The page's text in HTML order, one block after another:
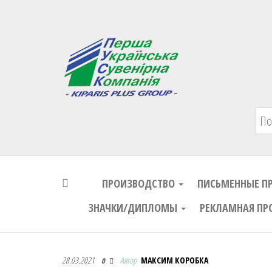
Первая Украинская Сувенирная
ПРОИЗВОДСТВО ПИСЬМЕННЫЕ
ЗНАЧКИ/ДИПЛОМЫ
РЕКЛАМНАЯ
Первая Украинская Сувенирная
28.03.2021 0 Автор МАКСИМ КОРОБКА